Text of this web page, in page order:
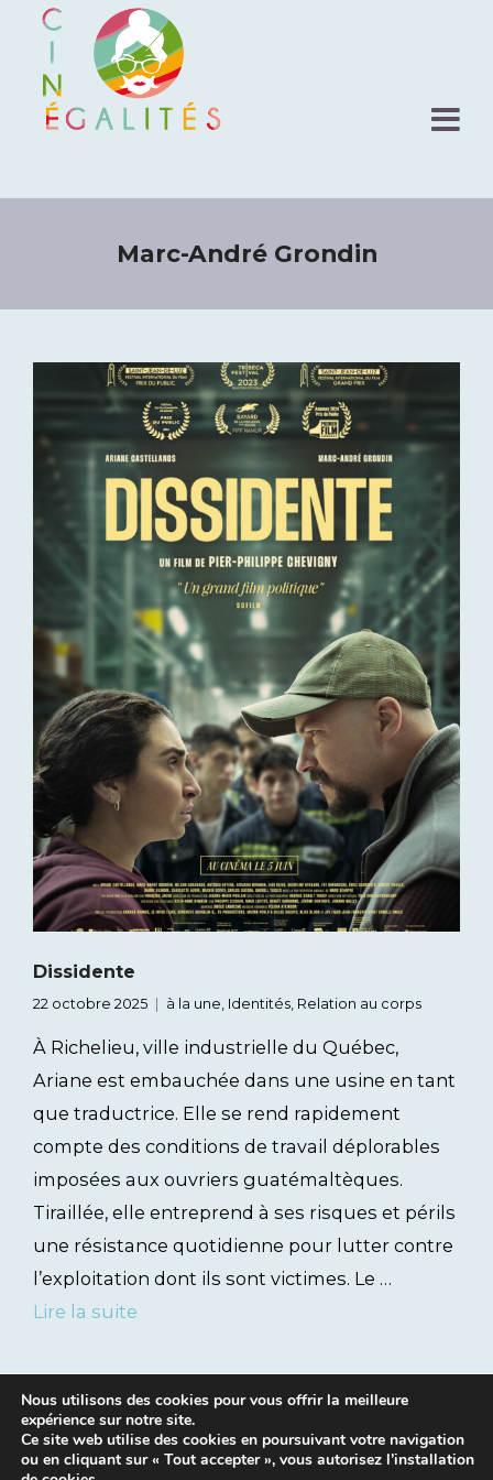
Marc-André Grondin
Dissidente
22 octobre 2025 à la une, Identités, Relation au corps
À Richelieu, ville industrielle du Québec,
Ariane est embauchée dans une usine en tant
que traductrice. Elle se rend rapidement
compte des conditions de travail déplorables
imposées aux ouvriers guatémaltèques.
Tiraillée, elle entreprend à ses risques et périls
une résistance quotidienne pour lutter contre
l’exploitation dont ils sont victimes. Le …
Lire la suite
Nous utilisons des cookies pour vous offrir la meilleure
expérience sur notre site.
Ce site web utilise des cookies en poursuivant votre navigation
ou en cliquant sur « Tout accepter », vous autorisez l’installation